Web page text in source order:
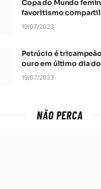
Copa do Mundo
favoritismo
19/07/2023
Petrúcio é
ouro em último dia
19/07/2023
NÃO PERCA